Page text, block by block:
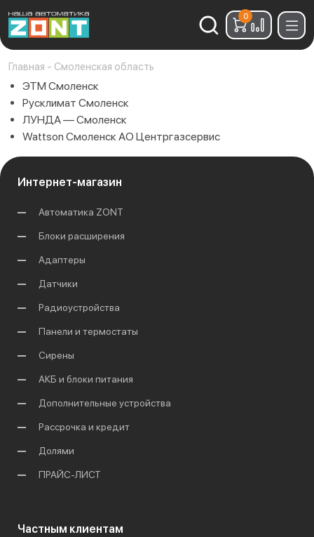
Найти:
0
Главная - Смоленская область
ЭТМ Смоленск
Русклимат Смоленск
ЛУНДА — Смоленск
Wattson Смоленск АО Центргазсервис
Интернет-магазин
Автоматика ZONT
Блоки расширения
Адаптеры
Датчики
Радиоустройства
Панели и термостаты
Сирены
АКБ и блоки питания
Дополнительные устройства
Рассрочка и кредит
Долями
ПРАЙС-ЛИСТ
Частным клиентам